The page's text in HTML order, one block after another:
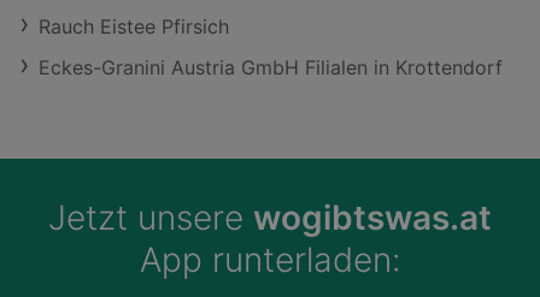
Rauch Eistee Pfirsich
Eckes-Granini Austria GmbH Filialen in Krottendorf
Jetzt unsere wogibtswas.at
App runterladen: